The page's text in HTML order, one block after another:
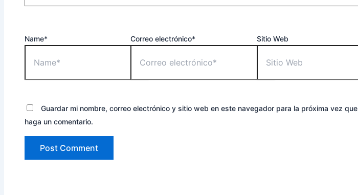
Name* Correo electrónico* Sitio Web
Guardar mi nombre, correo electrónico y sitio web en este navegador para la próxima vez que
haga un comentario.